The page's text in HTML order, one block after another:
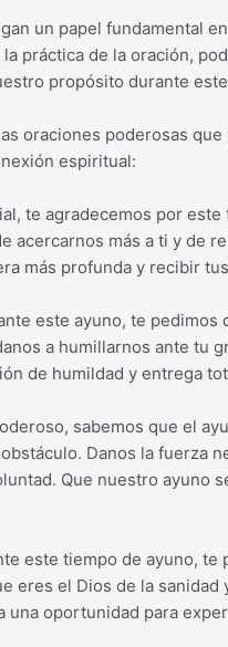
un papel fundamental
práctica de la oración,
propósito durante
oraciones poderosas
espiritual:
te agradecemos por
acercarnos más a ti y de
más profunda y recibir
este ayuno, te
a humillarnos ante tu
de humildad y entrega
sabemos que el
Danos la fuerza
Que nuestro ayuno
este tiempo de ayuno,
eres el Dios de la
una oportunidad para